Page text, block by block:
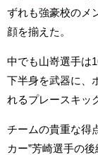
ずれも強豪校のメ
顔を揃えた。
中でも山嵜選手は
下半身を武器に、
れるプレースキッ
チームの貴重な得
カー”芳崎選手の